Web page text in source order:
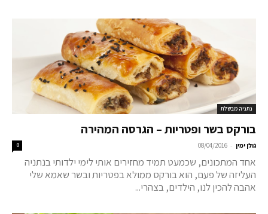
נתניה מבשלת
בורקס בשר ופטריות – הגרסה המהירה
גולן ימין -
08/04/2016
0
אחד המתכונים, שכמעט תמיד מחזירים אותי לימי ילדותי בנתניה
העליזה של פעם, הוא בורקס ממולא בפטריות ובשר שאמא שלי
אהבה להכין לנו, הילדים, בצהרי...